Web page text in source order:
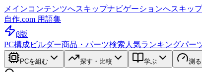
メインコンテンツへスキップナビゲーションへスキップ
自作.com 用語集
β版
PC構成ビルダー商品・パーツ検索 人気ランキングパー
PCを組む 探す・比較 学ぶ 測